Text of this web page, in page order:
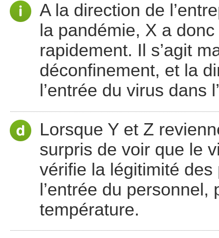
A la direction de
la pandémie, X a
rapidement. Il s’agit
déconfinement, et la
l’entrée du virus dans
Lorsque Y et Z
surpris de voir que le
vérifie la légitimité
l’entrée du
température.